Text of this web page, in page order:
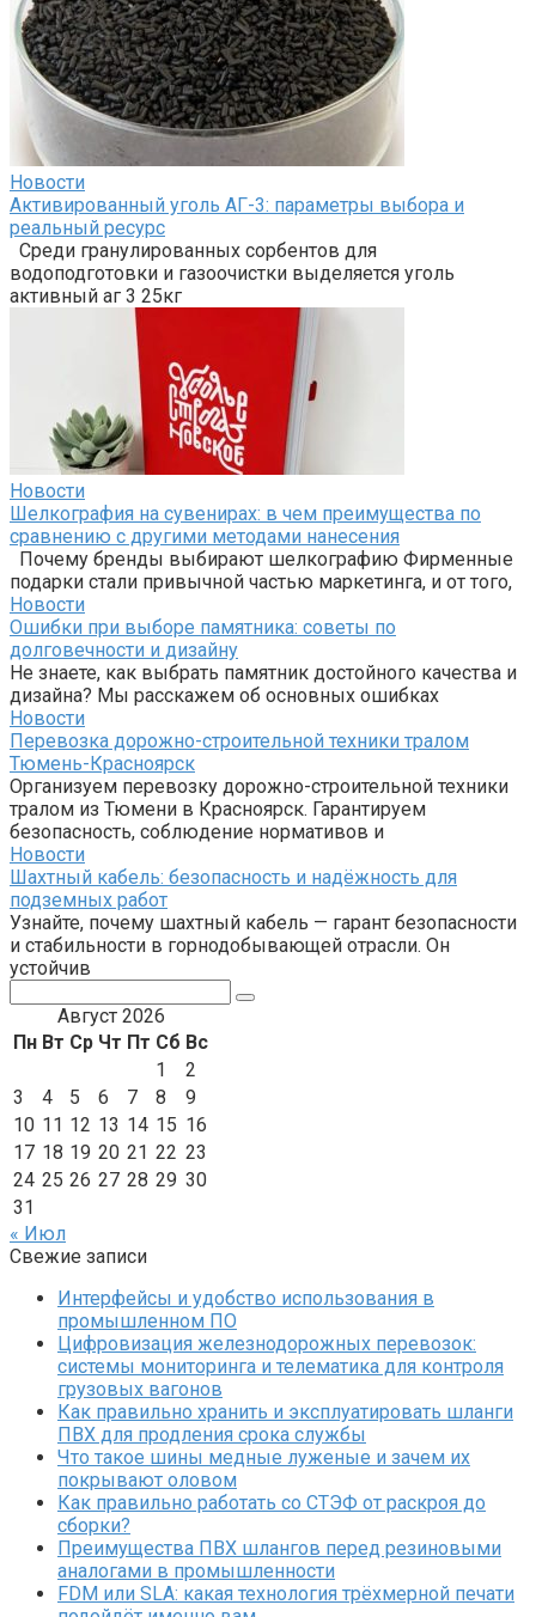
Новости
Активированный уголь АГ-3: параметры выбора и
реальный ресурс
Среди гранулированных сорбентов для
водоподготовки и газоочистки выделяется уголь
активный аг 3 25кг
Новости
Шелкография на сувенирах: в чем преимущества по
сравнению с другими методами нанесения
Почему бренды выбирают шелкографию Фирменные
подарки стали привычной частью маркетинга, и от того,
Новости
Ошибки при выборе памятника: советы по
долговечности и дизайну
Не знаете, как выбрать памятник достойного качества и
дизайна? Мы расскажем об основных ошибках
Новости
Перевозка дорожно-строительной техники тралом
Тюмень-Красноярск
Организуем перевозку дорожно-строительной техники
тралом из Тюмени в Красноярск. Гарантируем
безопасность, соблюдение нормативов и
Новости
Шахтный кабель: безопасность и надёжность для
подземных работ
Узнайте, почему шахтный кабель — гарант безопасности
и стабильности в горнодобывающей отрасли. Он
устойчив
Август 2026
Пн Вт Ср Чт Пт Сб Вс
1
2
3
4 5 6 7 8
9
10 11 12 13 14 15 16
17 18 19 20 21 22 23
24 25 26 27 28 29 30
31
« Июл
Свежие записи
Интерфейсы и удобство использования в
промышленном ПО
Цифровизация железнодорожных перевозок:
системы мониторинга и телематика для контроля
грузовых вагонов
Как правильно хранить и эксплуатировать шланги
ПВХ для продления срока службы
Что такое шины медные луженые и зачем их
покрывают оловом
Как правильно работать со СТЭФ от раскроя до
сборки?
Преимущества ПВХ шлангов перед резиновыми
аналогами в промышленности
FDM или SLA: какая технология трёхмерной печати